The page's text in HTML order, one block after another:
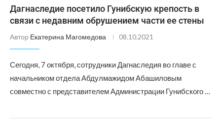
Дагнаследие посетило Гунибскую крепость в
связи с недавним обрушением части ее стены
Автор Екатерина Магомедова 08.10.2021
Сегодня, 7 октября, сотрудники Дагнаследия во главе с
начальником отдела Абдулмажидом Абашиловым
совместно с представителем Администрации Гунибского …